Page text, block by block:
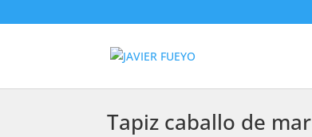
Tapiz caballo de mar